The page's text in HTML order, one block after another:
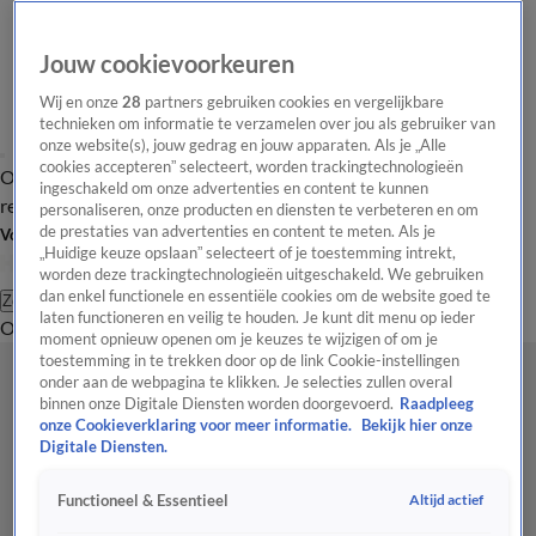
Overzicht Laatste nieuws Regionieuws Het beste van Hart
Tip de
redactie
Volg Hart van Nederland
Zoeken
OverzichtRegioUitzendingenWeerTip de redactiePanelVideo's
Jouw cookievoorkeuren
Wij en onze28 partners gebruiken cookies en vergelijkbare
technieken om informatie te verzamelen over jou als gebruiker van
onze website(s), jouw gedrag en jouw apparaten. Als je „Alle
cookies accepteren” selecteert, worden trackingtechnologieën
ingeschakeld om onze advertenties en content te kunnen
personaliseren, onze producten en diensten te verbeteren en om
de prestaties van advertenties en content te meten. Als je
„Huidige keuze opslaan” selecteert of je toestemming intrekt,
worden deze trackingtechnologieën uitgeschakeld. We gebruiken
dan enkel functionele en essentiële cookies om de website goed te
laten functioneren en veilig te houden. Je kunt dit menu op ieder
moment opnieuw openen om je keuzes te wijzigen of om je
toestemming in te trekken door op de link Cookie-instellingen
onder aan de webpagina te klikken. Je selecties zullen overal
binnen onze Digitale Diensten worden doorgevoerd. Raadpleeg
onze Cookieverklaring voor meer informatie.
Bekijk hier onze
Digitale Diensten.
Functioneel & Essentieel Altijd actief